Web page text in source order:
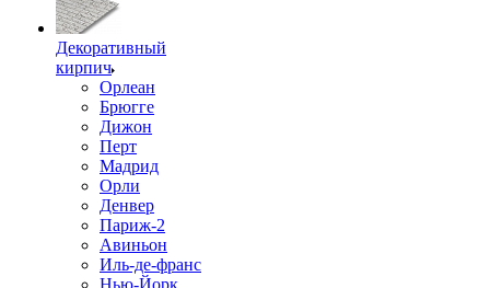
Декоративный
кирпич
Орлеан
Брюгге
Дижон
Перт
Мадрид
Орли
Денвер
Париж-2
Авиньон
Иль-де-франс
Нью-Йорк